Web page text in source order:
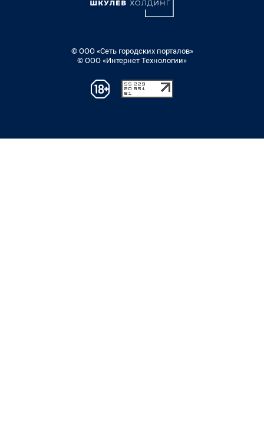
© ООО «Сеть городских порталов»
© ООО «Интернет Технологии»